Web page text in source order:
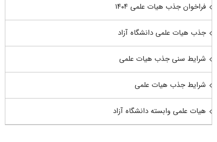
فراخوان جذب هیات علمی ۱۴۰۴
جذب هیات علمی دانشگاه آزاد
شرایط سنی جذب هیات علمی
شرایط جذب هیات علمی
هیات علمی وابسته دانشگاه آزاد